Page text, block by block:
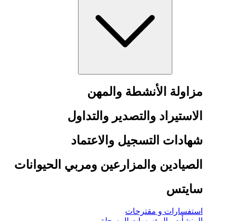
مزاولة الأنشطة والمهن
الاستيراد والتصدير والتداول
شهادات التسجيل والاعتماد
الصيادين والمزارعين ومربي الحيوانات
سايتس
استفسارات و مقترحات